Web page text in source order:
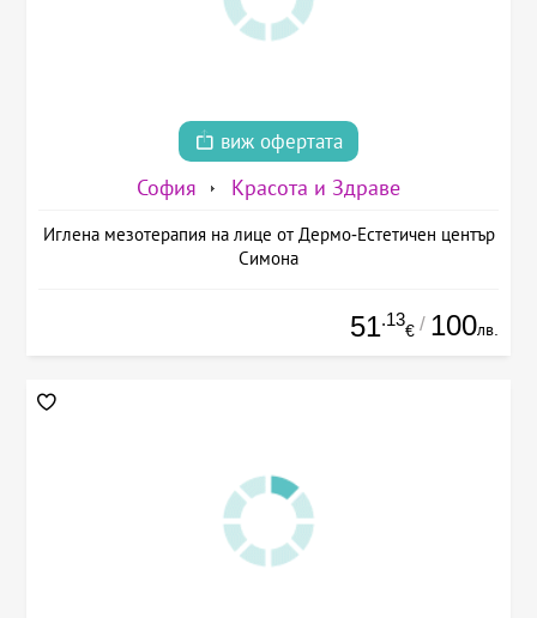
виж офертата
София Красота и Здраве
Иглена мезотерапия на лице от Дермо-Естетичен център
Симона
51.13
€ / 100лв.